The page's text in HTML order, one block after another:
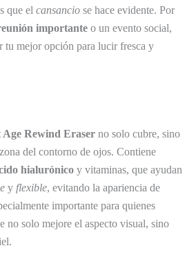
que el cansancio se hace evidente. Por
importante o un evento social,
tu mejor opción para lucir fresca y
Age Rewind Eraser no solo cubre, sino
del contorno de ojos. Contiene
hialurónico y vitaminas, que ayudan
y flexible, evitando la apariencia de
importante para quienes
no solo mejore el aspecto visual, sino